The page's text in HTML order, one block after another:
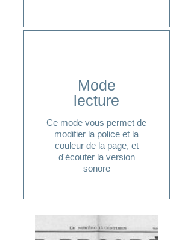
Mode
lecture
Ce mode vous permet de
modifier la police et la
couleur de la page, et
d'écouter la version
sonore
Vous avez besoin d'aide
pour accéder à votre mode
lecture ?
Cliquer ici